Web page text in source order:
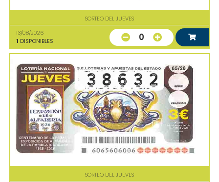
SORTEO DEL JUEVES
13/08/2026
1 DISPONIBLES 0
SORTEO DEL JUEVES